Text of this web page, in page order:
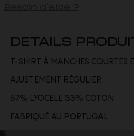
DETAILS
T-SHIRT À MANCHES COURTES
AJUSTEMENT RÉGULIER
67% LYOCELL 33% COTON
FABRIQUÉ AU PORTUGAL